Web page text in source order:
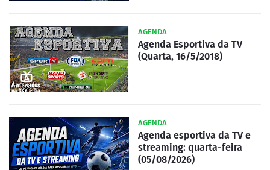
AGENDA
Agenda Esportiva da TV
(Quarta, 16/5/2018)
AGENDA
Agenda esportiva da TV e
streaming: quarta-feira
(05/08/2026)